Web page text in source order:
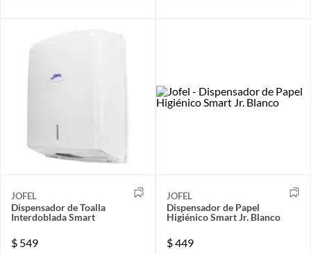
JOFEL
Dispensador de Toalla
Interdoblada Smart
$ 549
JOFEL
Dispensador de Papel
Higiénico Smart Jr. Blanco
$449